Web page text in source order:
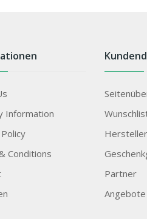
Information
Conditions
Hersteller
Partner
Angebote